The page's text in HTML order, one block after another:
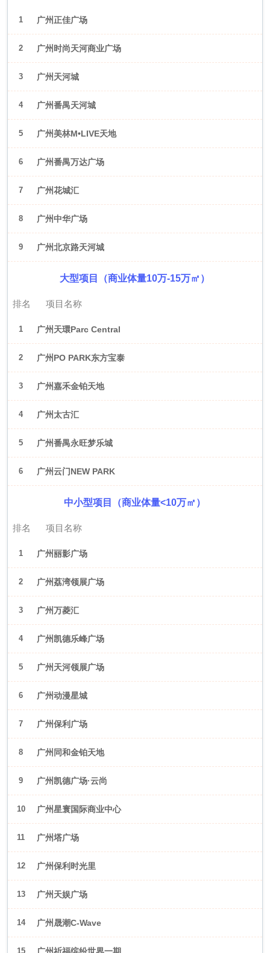
1 广州正佳广场
2 广州时尚天河商业广场
3 广州天河城
4 广州番禺天河城
5 广州美林M•LIVE天地
6 广州番禺万达广场
7 广州花城汇
8 广州中华广场
9 广州北京路天河城
大型项目（商业体量10万-15万㎡）
排名 项目名称
1 广州天環Parc Central
2 广州PO PARK东方宝泰
3 广州嘉禾金铂天地
4 广州太古汇
5 广州番禺永旺梦乐城
6 广州云门NEW PARK
中小型项目（商业体量<10万㎡）
排名 项目名称
1 广州丽影广场
2 广州荔湾领展广场
3 广州万菱汇
4 广州凯德乐峰广场
5 广州天河领展广场
6 广州动漫星城
7 广州保利广场
8 广州同和金铂天地
9 广州凯德广场·云尚
10 广州星寰国际商业中心
11 广州塔广场
12 广州保利时光里
13 广州天娱广场
14 广州晟潮C-Wave
15